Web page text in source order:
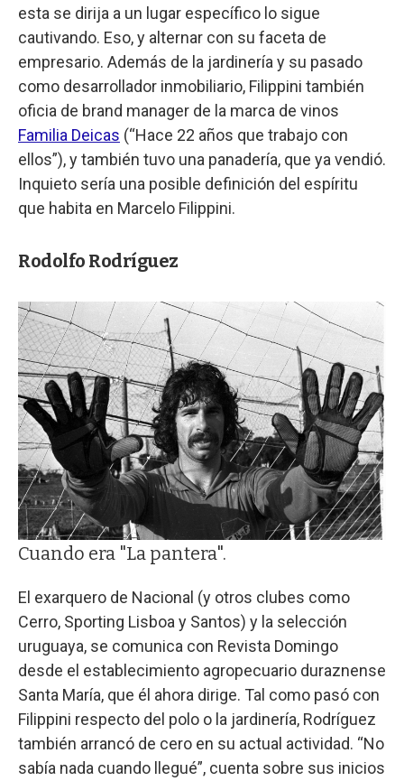
esta se dirija a un lugar específico lo sigue
cautivando. Eso, y alternar con su faceta de
empresario. Además de la jardinería y su pasado
como desarrollador inmobiliario, Filippini también
oficia de brand manager de la marca de vinos
Familia Deicas (“Hace 22 años que trabajo con
ellos”), y también tuvo una panadería, que ya vendió.
Inquieto sería una posible definición del espíritu
que habita en Marcelo Filippini.
Rodolfo Rodríguez
Cuando era "La pantera".
El exarquero de Nacional (y otros clubes como
Cerro, Sporting Lisboa y Santos) y la selección
uruguaya, se comunica con Revista Domingo
desde el establecimiento agropecuario duraznense
Santa María, que él ahora dirige. Tal como pasó con
Filippini respecto del polo o la jardinería, Rodríguez
también arrancó de cero en su actual actividad. “No
sabía nada cuando llegué”, cuenta sobre sus inicios